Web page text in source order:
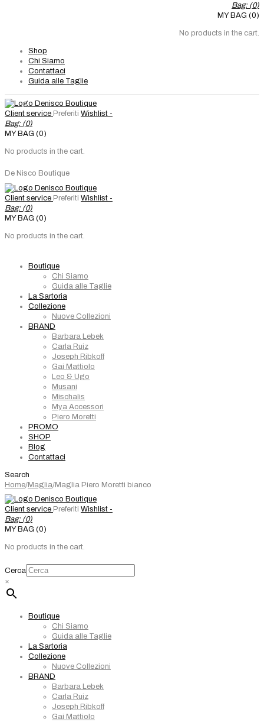
Bag: (0)
MY BAG (0)
No products in the cart.
Shop
Chi Siamo
Contattaci
Guida alle Taglie
Client service Preferiti Wishlist -
Bag: (0)
MY BAG (0)
No products in the cart.
De Nisco Boutique
Client service Preferiti Wishlist -
Bag: (0)
MY BAG (0)
No products in the cart.
Boutique
Chi Siamo
Guida alle Taglie
La Sartoria
Collezione
Nuove Collezioni
BRAND
Barbara Lebek
Carla Ruiz
Joseph Ribkoff
Gai Mattiolo
Leo & Ugo
Musani
Mischalis
Mya Accessori
Piero Moretti
PROMO
SHOP
Blog
Contattaci
Search
Home/Maglia/Maglia Piero Moretti bianco
Client service Preferiti Wishlist -
Bag: (0)
MY BAG (0)
No products in the cart.
Cerca
×
Boutique
Chi Siamo
Guida alle Taglie
La Sartoria
Collezione
Nuove Collezioni
BRAND
Barbara Lebek
Carla Ruiz
Joseph Ribkoff
Gai Mattiolo